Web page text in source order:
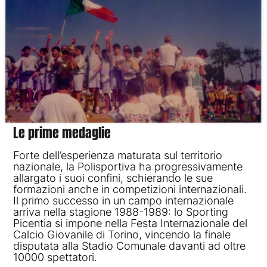
Leprimemedaglie
Forte dell’esperienza maturata sul territorio
nazionale, la Polisportiva ha progressivamente
allargato i suoi confini, schierando le sue
formazioni anche in competizioni internazionali.
Il primo successo in un campo internazionale
arriva nella stagione 1988-1989: lo Sporting
Picentia si impone nella Festa Internazionale del
Calcio Giovanile di Torino, vincendo la finale
disputata alla Stadio Comunale davanti ad oltre
10000 spettatori.